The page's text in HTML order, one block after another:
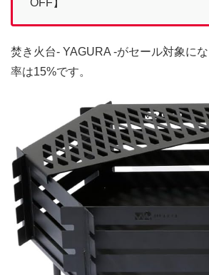
焚き火台- YAGURA -がセール対象にな
率は15%です。